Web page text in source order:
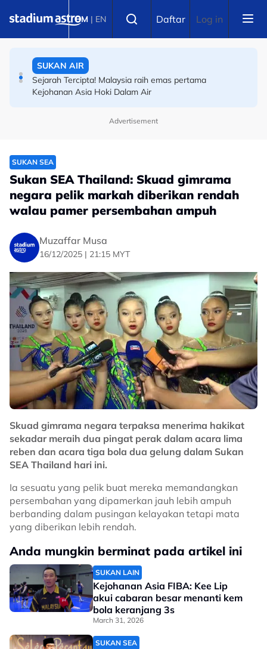
BM | EN Daftar Log in
Piala Hyundai ASEAN: Malaysia ke separuh akhir! Wan
SUKAN AIR
Sejarah Tercipta! Malaysia raih emas pertama
Kejohanan Asia Hoki Dalam Air
Advertisement
SUKAN SEA
Sukan SEA Thailand: Skuad gimrama
negara pelik markah diberikan rendah
walau pamer persembahan ampuh
Muzaffar Musa
16/12/2025 | 21:15 MYT
Skuad gimrama negara terpaksa menerima hakikat
sekadar meraih dua pingat perak dalam acara lima
reben dan acara tiga bola dua gelung dalam Sukan
SEA Thailand hari ini.
Ia sesuatu yang pelik buat mereka memandangkan
persembahan yang dipamerkan jauh lebih ampuh
berbanding dalam pusingan kelayakan tetapi mata
yang diberikan lebih rendah.
Anda mungkin berminat pada artikel ini
SUKAN LAIN
Kejohanan Asia FIBA: Kee Lip
akui cabaran besar menanti kem
bola keranjang 3s
March 31, 2026
SUKAN SEA